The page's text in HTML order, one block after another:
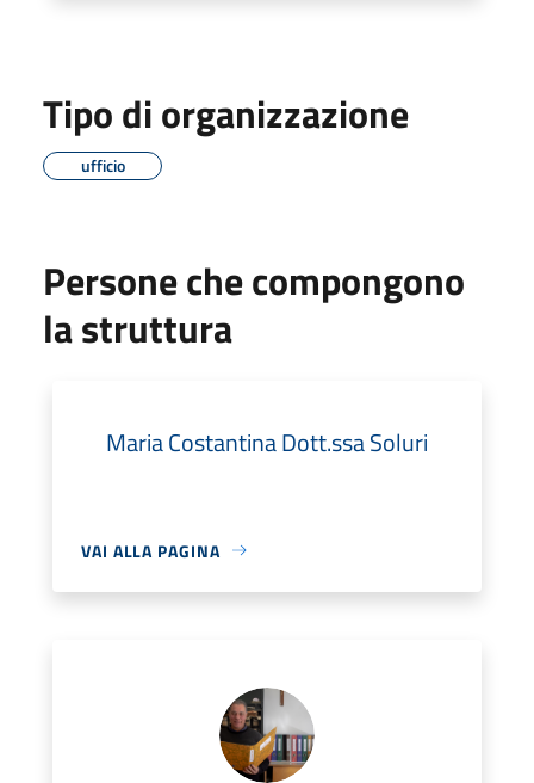
Tipo di organizzazione
ufficio
Persone che compongono
la struttura
Maria Costantina Dott.ssa Soluri
VAI ALLA PAGINA